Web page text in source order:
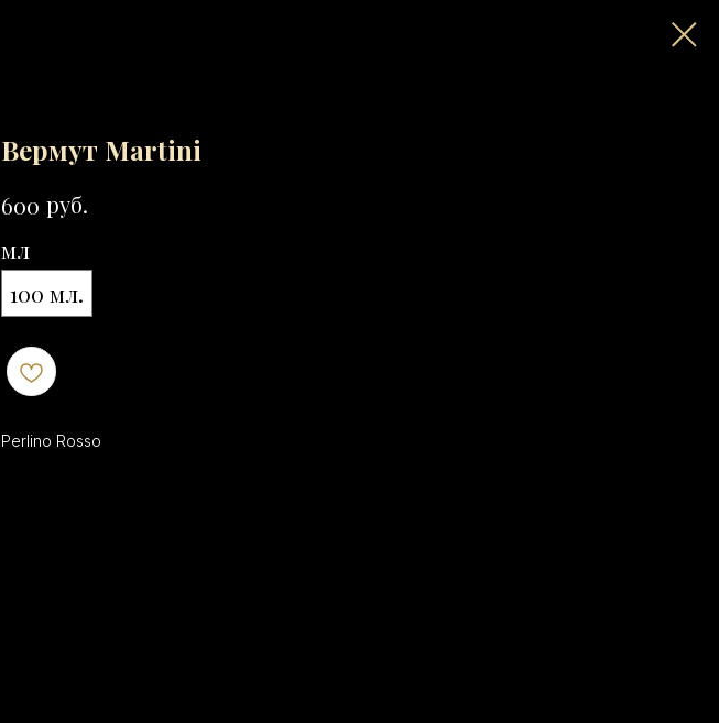
Вермут Martini
600 руб.
мл
100 мл.
Perlino Rosso